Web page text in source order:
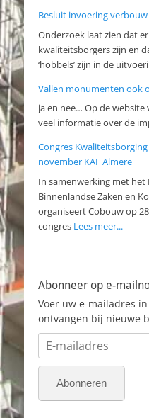
Besluit invoering
Onderzoek laat zien dat
kwaliteitsborgers zijn en
‘hobbels’ zijn in de
Vallen monumenten ook
ja en nee… Op de website
veel informatie over de
Congres
november KAF Almere
In samenwerking met het
Binnenlandse Zaken en
organiseert Cobouw op
congres Lees meer...
Abonneer op e-
Voer uw e-mailadres
ontvangen bij nieuwe
mailadres
Abonneren